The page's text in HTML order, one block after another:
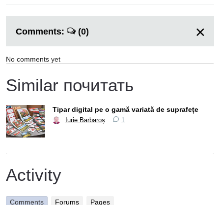
Comments: (0)
No comments yet
Similar почитать
Tipar digital pe o gamă variată de suprafețe
Iurie Barbaroș 1
Activity
Comments Forums Pages